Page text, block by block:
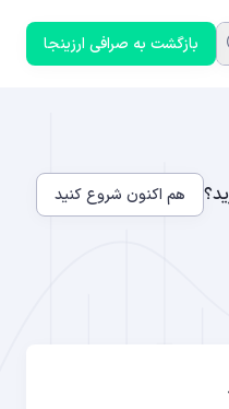
بازگشت به صرافی ارزینجا
هم اکنون شروع کنید